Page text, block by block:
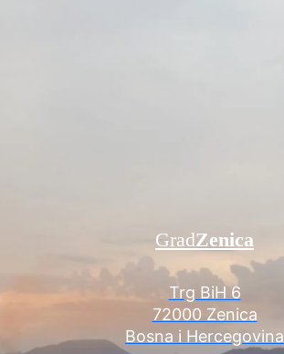
Trg BiH 6
72000 Zenica
Bosna i Hercegovina
GradZenica